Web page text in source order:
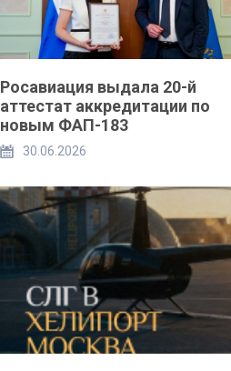
Росавиация выдала 20-й
аттестат аккредитации по
новым ФАП-183
30.06.2026